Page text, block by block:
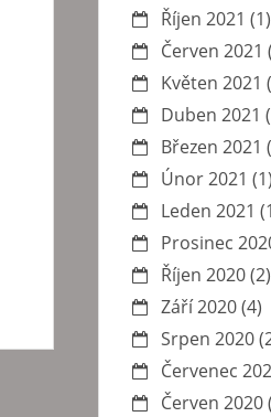
Říjen 2021 (1)
Červen 2021
Květen 2021
Duben 2021
Březen 2021
Únor 2021 (1)
Leden 2021
Prosinec
Říjen 2020(2)
Září 2020(4)
Srpen 2020
Červenec
Červen 2020